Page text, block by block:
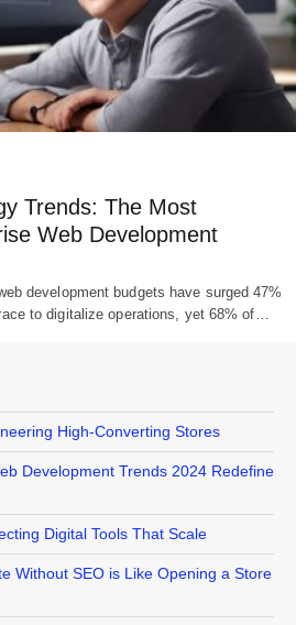
Trends: The Most
Web Development
development budgets have surged 47%
to digitalize operations, yet 68% of…
High-Converting Stores
Development Trends 2024 Redefine
Digital Tools That Scale
Without SEO is Like Opening a Store